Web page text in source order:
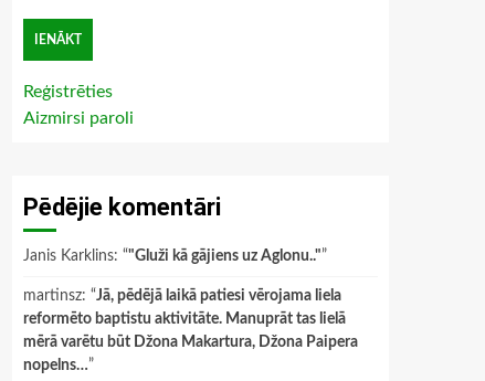
Reģistrēties
Aizmirsi paroli
Pēdējie komentāri
Janis Karklins: “"Gluži kā gājiens uz Aglonu.."”
martinsz: “Jā, pēdējā laikā patiesi vērojama liela
reformēto baptistu aktivitāte. Manuprāt tas lielā
mērā varētu būt Džona Makartura, Džona Paipera
nopelns…”